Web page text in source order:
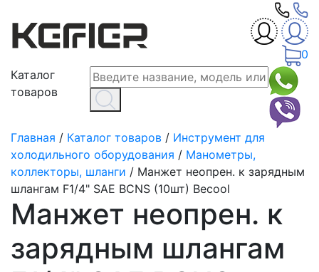
0
Каталог
товаров
Главная / Каталог товаров / Инструмент для
холодильного оборудования / Манометры,
коллекторы, шланги / Манжет неопрен. к зарядным
шлангам F1/4" SAE BCNS (10шт) Becool
Манжет неопрен. к
зарядным шлангам